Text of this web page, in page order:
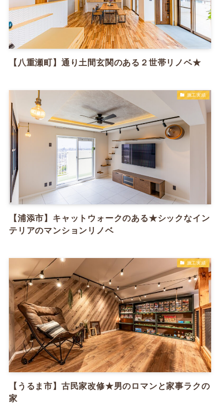
【八重瀬町】通り土間玄関のある２世帯リノベ★
施工実績
【浦添市】キャットウォークのある★シックなイン
テリアのマンションリノベ
施工実績
【うるま市】古民家改修★男のロマンと家事ラクの
家